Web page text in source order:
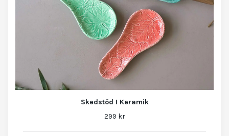
Skedstöd I Keramik
299 kr